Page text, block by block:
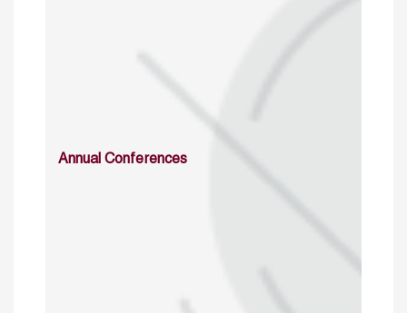
Annual Conferences